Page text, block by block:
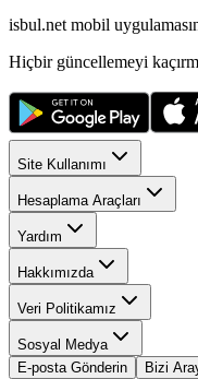
isbul.net mobil
Hiçbir güncellemeyi
Site Kullanımı
Hesaplama Araçları
Yardım
Hakkımızda
Veri Politikamız
Sosyal Medya
E-posta Gönderin
Bizi